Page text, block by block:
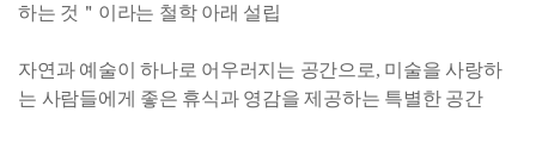
하는 것＂이라는 철학 아래 설립
자연과 예술이 하나로 어우러지는 공간으로, 미술을 사랑하
는 사람들에게 좋은 휴식과 영감을 제공하는 특별한 공간